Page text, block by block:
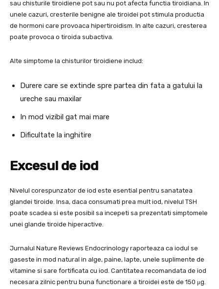
sau chisturile tiroidiene pot sau nu pot afecta functia tiroidiana. In
unele cazuri, cresterile benigne ale tiroidei pot stimula productia
de hormoni care provoaca hipertiroidism. In alte cazuri, cresterea
poate provoca o tiroida subactiva.
Alte simptome la chisturilor tiroidiene includ:
Durere care se extinde spre partea din fata a gatului la
ureche sau maxilar
In mod vizibil gat mai mare
Dificultate la inghitire
Excesul de iod
Nivelul corespunzator de iod este esential pentru sanatatea
glandei tiroide. Insa, daca consumati prea mult iod, nivelul TSH
poate scadea si este posibil sa incepeti sa prezentati simptomele
unei glande tiroide hiperactive.
Jurnalul Nature Reviews Endocrinology raporteaza ca iodul se
gaseste in mod natural in alge, paine, lapte, unele suplimente de
vitamine si sare fortificata cu iod. Cantitatea recomandata de iod
necesara zilnic pentru buna functionare a tiroidei este de 150 μg.